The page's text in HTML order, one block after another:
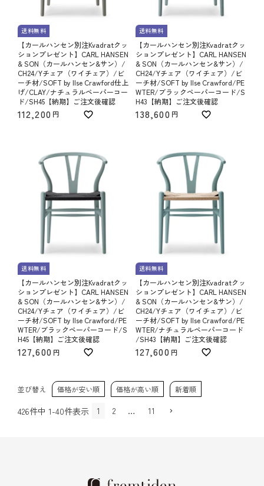
送料無料
【カールハンセン別注Kvadratクッ
ションプレゼント】CARL HANSEN
& SON（カールハンセン&サン）/
CH24/Yチェア（ワイチェア）/ビ
ーチ材/SOFT by Ilse Crawford仕上
げ/CLAY/ナチュラルペーパーコー
ド/SH45【納期】ご注文後確認
112,200
送料無料
【カールハンセン別注Kvadratクッ
ションプレゼント】CARL HANSEN
& SON（カールハンセン&サン）/
CH24/Yチェア（ワイチェア）/ビ
ーチ材/SOFT by Ilse Crawford/PE
WTER/ブラックペーパーコード/S
H43【納期】ご注文後確認
138,600
送料無料
【カールハンセン別注Kvadratクッ
ションプレゼント】CARL HANSEN
& SON（カールハンセン&サン）/
CH24/Yチェア（ワイチェア）/ビ
ーチ材/SOFT by Ilse Crawford/PE
WTER/ブラックペーパーコード/S
H45【納期】ご注文後確認
127,600
送料無料
【カールハンセン別注Kvadratクッ
ションプレゼント】CARL HANSEN
& SON（カールハンセン&サン）/
CH24/Yチェア（ワイチェア）/ビ
ーチ材/SOFT by Ilse Crawford/PE
WTER/ナチュラルペーパーコード
/SH43【納期】ご注文後確認
127,600
並び替え 価格が安い順 価格が高い順 新着順
426件中 1-40件表示 1 2 … 11